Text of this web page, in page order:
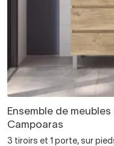
Ensemble de
Campoaras
3 tiroirs et 1 porte, sur